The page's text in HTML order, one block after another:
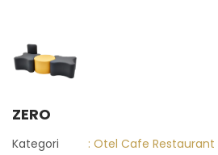
ZERO
Kategori
: Otel Cafe Restaurant